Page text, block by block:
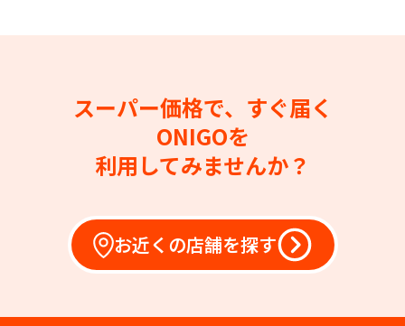
スーパー価格で、すぐ届く
ONIGOを
利用してみませんか？
お近くの店舗を探す